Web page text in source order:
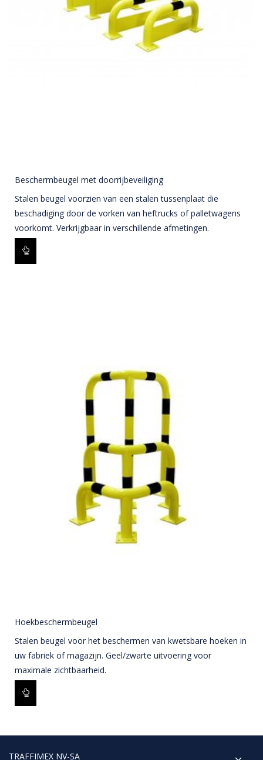
Beschermbeugel met doorrijbeveiliging
Stalen beugel voorzien van een stalen tussenplaat die
beschadiging door de vorken van heftrucks of palletwagens
voorkomt. Verkrijgbaar in verschillende afmetingen.
Hoekbeschermbeugel
Stalen beugel voor het beschermen van kwetsbare hoeken in
uw fabriek of magazijn. Geel/zwarte uitvoering voor
maximale zichtbaarheid.
TRAFFIMEX NV-SA